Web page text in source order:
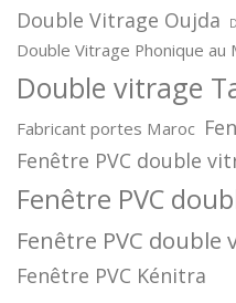
Double Vitrage Oujda
Double Vitrage Phonique au
Double vitrage
Fabricant portes Maroc
Fenêtre PVC double
Fenêtre PVC
Fenêtre PVC double
Fenêtre PVC Kénitra